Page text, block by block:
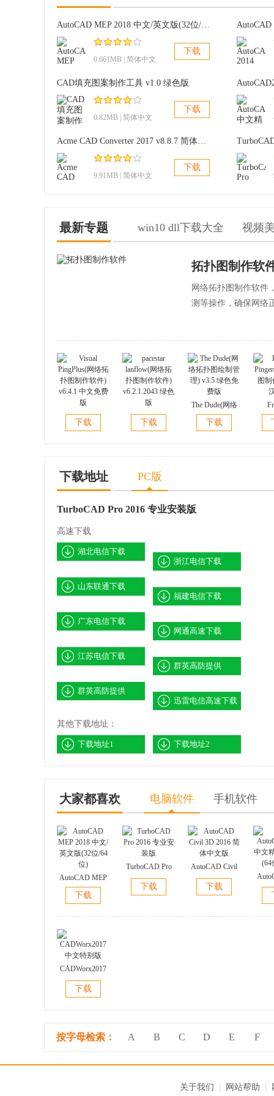
AutoCAD MEP 2018 中文/英文版(32位/64位)
0.661MB | 简体中文
下载
AutoCAD
CAD填充图案制作工具 v1.0 绿色版
0.82MB | 简体中文
下载
Acme CAD Converter 2017 v8.8.7 简体中文版
9.91MB | 简体中文
下载
最新专题 win10 dll下载大全 视频
拓扑图制作软
网络拓扑图制作软件
测等操作，确保网络
Visual
PingPlus(网络拓
下载
pacestar
lanflow(网络拓
下载
The Dude(网络
拓扑图绘制管
理) v3.5 绿色免
下载
下载地址 PC版
TurboCAD Pro 2016 专业安装版
高速下载
湖北电信下载
浙江电信下载
山东联通下载
福建电信下载
广东电信下载
网通高速下载
江苏电信下载
群英高防提供
群英高防提供
迅雷电信高速下载
其他下载地址：
下载地址1 下载地址2
大家都喜欢 电脑软件 手机软件
AutoCAD MEP
2018 中文/英文
版(32位/64位)
下载
TurboCAD Pro
2016 专业安装
版
下载
AutoCAD Civil
3D 2016 简体中
文版
下载
中文
CADWorx2017
中文特别版
下载
按字母检索： A B C D E F
关于我们 网站帮助